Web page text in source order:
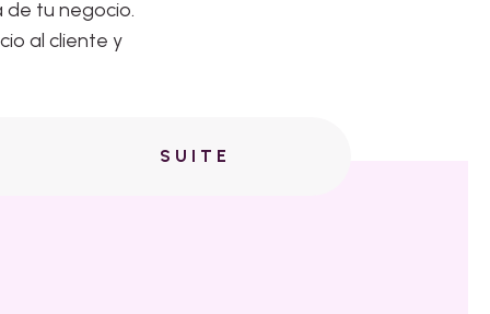
de tu negocio.
al cliente y
SUITE